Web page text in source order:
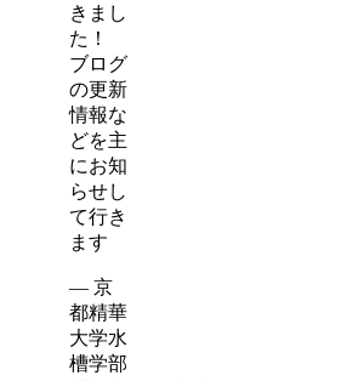
きまし
た！
ブログ
の更新
情報な
どを主
にお知
らせし
て行き
ます
— 京
都精華
大学水
槽学部